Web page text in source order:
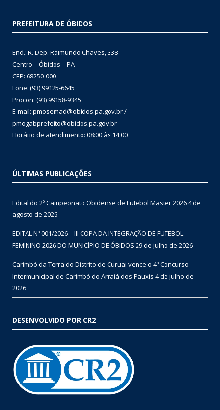
PREFEITURA DE ÓBIDOS
End.: R. Dep. Raimundo Chaves, 338
Centro – Óbidos – PA
CEP: 68250-000
Fone: (93) 99125-6645
Procon: (93) 99158-9345
E-mail: pmosemad@obidos.pa.gov.br /
pmogabprefeito@obidos.pa.gov.br
Horário de atendimento: 08:00 às 14:00
ÚLTIMAS PUBLICAÇÕES
Edital do 2º Campeonato Obidense de Futebol Master 20264 de
agosto de 2026
EDITAL Nº 001/2026 – III COPA DA INTEGRAÇÃO DE FUTEBOL
FEMININO 2026 DO MUNICÍPIO DE ÓBIDOS 29 de julho de 2026
Carimbó da Terra do Distrito de Curuai vence o 4º Concurso
Intermunicipal de Carimbó do Arraiá dos Pauxis 4 de julho de
2026
DESENVOLVIDO POR CR2